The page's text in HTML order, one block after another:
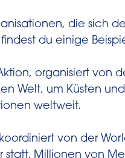
die sich
du einige
organisiert von
Welt, um Küsten
weltweit.
von der
statt. Millionen von